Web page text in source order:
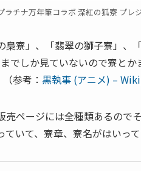
ラチナ万年筆コラボ 深紅の狐寮 プレ
寮」、「翡翠の獅子寮」、
でしか見ていないので寮と
参考： 黒執事 (アニメ) –
ページには全種類あるので
いて、寮章、寮名がはいっ